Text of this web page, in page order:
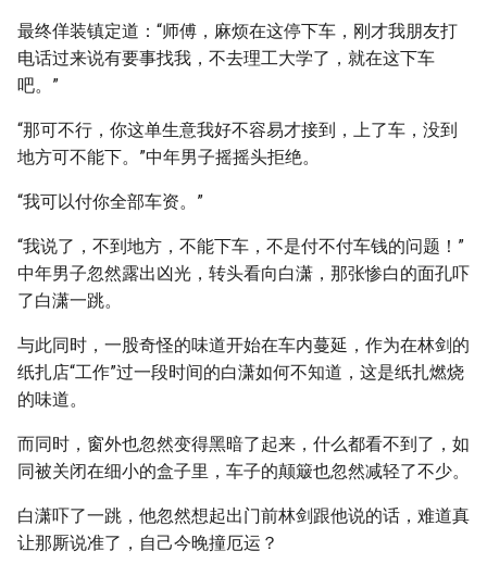
最终佯装镇定道：“师傅，麻烦在这停下车，刚才我朋友打
电话过来说有要事找我，不去理工大学了，就在这下车
吧。”
“那可不行，你这单生意我好不容易才接到，上了车，没到
地方可不能下。”中年男子摇摇头拒绝。
“我可以付你全部车资。”
“我说了，不到地方，不能下车，不是付不付车钱的问题！”
中年男子忽然露出凶光，转头看向白潇，那张惨白的面孔吓
了白潇一跳。
与此同时，一股奇怪的味道开始在车内蔓延，作为在林剑的
纸扎店“工作”过一段时间的白潇如何不知道，这是纸扎燃烧
的味道。
而同时，窗外也忽然变得黑暗了起来，什么都看不到了，如
同被关闭在细小的盒子里，车子的颠簸也忽然减轻了不少。
白潇吓了一跳，他忽然想起出门前林剑跟他说的话，难道真
让那厮说准了，自己今晚撞厄运？